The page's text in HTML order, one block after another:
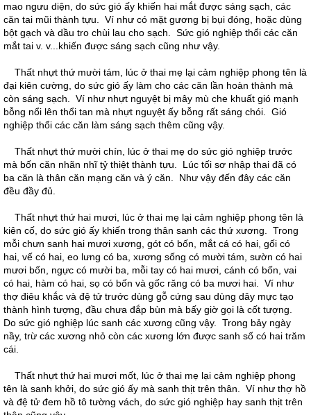
mao ngưu diện, do sức gió ấy khiến hai mắt được sáng sạch, các
căn tai mũi thành tựu. Ví như có mặt gương bị bụi đóng, hoặc dùng
bột gạch và dầu tro chùi lau cho sạch. Sức gió nghiệp thổi các căn
mắt tai v. v...khiến được sáng sạch cũng như vậy.
Thất nhựt thứ mười tám, lúc ở thai mẹ lại cảm nghiệp phong tên là
đại kiên cường, do sức gió ấy làm cho các căn lần hoàn thành mà
còn sáng sạch. Ví như nhựt nguyệt bị mây mù che khuất gió mạnh
bỗng nổi lên thổi tan mà nhựt nguyệt ấy bỗng rất sáng chói. Gió
nghiệp thổi các căn làm sáng sạch thêm cũng vậy.
Thất nhựt thứ mười chín, lúc ở thai mẹ do sức gió nghiệp trước
mà bốn căn nhãn nhĩ tỷ thiệt thành tựu. Lúc tối sơ nhập thai đã có
ba căn là thân căn mạng căn và ý căn. Như vậy đến đây các căn
đều đầy đủ.
Thất nhựt thứ hai mươi, lúc ở thai mẹ lại cảm nghiệp phong tên là
kiên cố, do sức gió ấy khiến trong thân sanh các thứ xương. Trong
mỗi chưn sanh hai mươi xương, gót có bốn, mắt cá có hai, gối có
hai, vế có hai, eo lưng có ba, xương sống có mười tám, sườn có hai
mươi bốn, ngực có mười ba, mỗi tay có hai mươi, cánh có bốn, vai
có hai, hàm có hai, sọ có bốn và gốc răng có ba mươi hai. Ví như
thợ điêu khắc và đệ tử trước dùng gỗ cứng sau dùng dây mực tạo
thành hình tượng, đầu chưa đắp bùn mà bấy giờ gọi là cốt tượng.
Do sức gió nghiệp lúc sanh các xương cũng vậy. Trong bảy ngày
nầy, trừ các xương nhỏ còn các xương lớn được sanh số có hai trăm
cái.
Thất nhựt thứ hai mươi mốt, lúc ở thai mẹ lại cảm nghiệp phong
tên là sanh khởi, do sức gió ấy mà sanh thịt trên thân. Ví như thợ hồ
và đệ tử đem hồ tô tường vách, do sức gió nghiệp hay sanh thịt trên